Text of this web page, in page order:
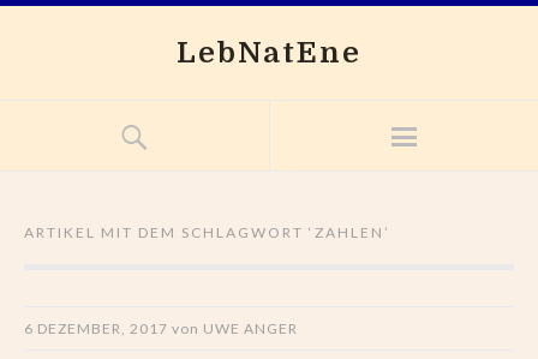
LebNatEne
ARTIKEL MIT DEM SCHLAGWORT ‘ ZAHLEN ’
6 DEZEMBER, 2017 von UWE ANGER